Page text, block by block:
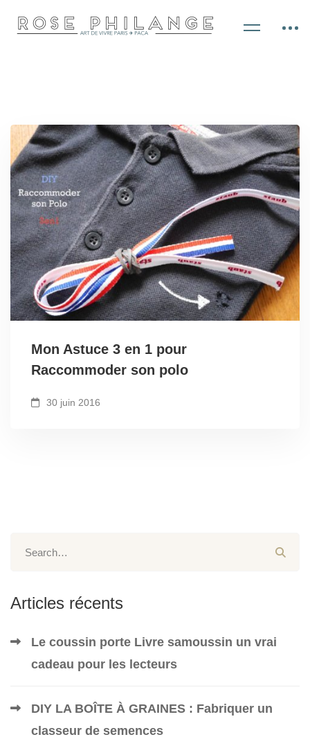
Mon Astuce 3 en 1 pour
Raccommoder son polo
30 juin 2016
Articles récents
Le coussin porte Livre samoussin un vrai
cadeau pour les lecteurs
DIY LA BOÎTE À GRAINES : Fabriquer un
classeur de semences